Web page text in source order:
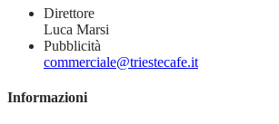
Direttore
Luca Marsi
Pubblicità
commerciale@triestecafe.it
Informazioni